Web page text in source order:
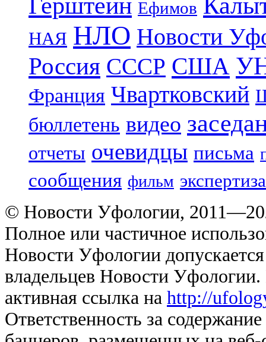
Ефимов
НАЯ НЛО Новости
Россия СССР США
Франция Чвартковский
бюллетень видео
отчеты очевидцы письма
сообщения фильм экспертиза
© Новости Уфологии,
Полное или частичное
Новости Уфологии
владельцев Новости
активная ссылка на http://
Ответственность за